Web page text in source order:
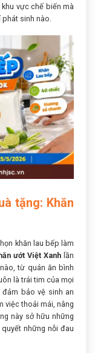
vực chế biến mà
phát sinh nào.
tặng: Khăn
khăn lau bếp làm
ướt Việt Xanh lần
từ quán ăn bình
là trái tim của mọi
bảo vệ sinh an
việc thoải mái, nâng
này sở hữu những
những nỗi đau